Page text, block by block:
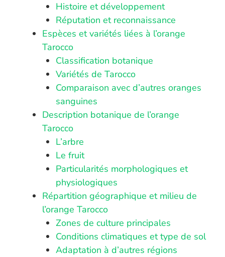
Histoire et développement
Réputation et reconnaissance
Espèces et variétés liées à l’orange
Tarocco
Classification botanique
Variétés de Tarocco
Comparaison avec d’autres oranges
sanguines
Description botanique de l’orange
Tarocco
L’arbre
Le fruit
Particularités morphologiques et
physiologiques
Répartition géographique et milieu de
l’orange Tarocco
Zones de culture principales
Conditions climatiques et type de sol
Adaptation à d’autres régions